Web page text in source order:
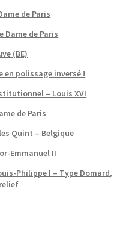
de Paris
Dame de Paris
(BE)
en polissage inversé !
– Louis XVI
de Paris
Quint – Belgique
Emmanuel II
Philippe I – Type Domard,